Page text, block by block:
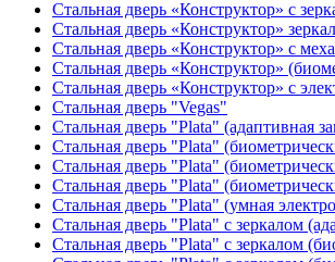
Стальная дверь «Конструктор» с
Стальная дверь «Конструктор»
Стальная дверь «Конструктор» с
Стальная дверь «Конструктор»
Стальная дверь «Конструктор» с
Стальная дверь "Vegas"
Стальная дверь "Plata" (адаптивная
Стальная дверь "Plata"
Стальная дверь "Plata"
Стальная дверь "Plata"
Стальная дверь "Plata" (умная
Стальная дверь "Plata" с зеркалом
Стальная дверь "Plata" с зеркалом